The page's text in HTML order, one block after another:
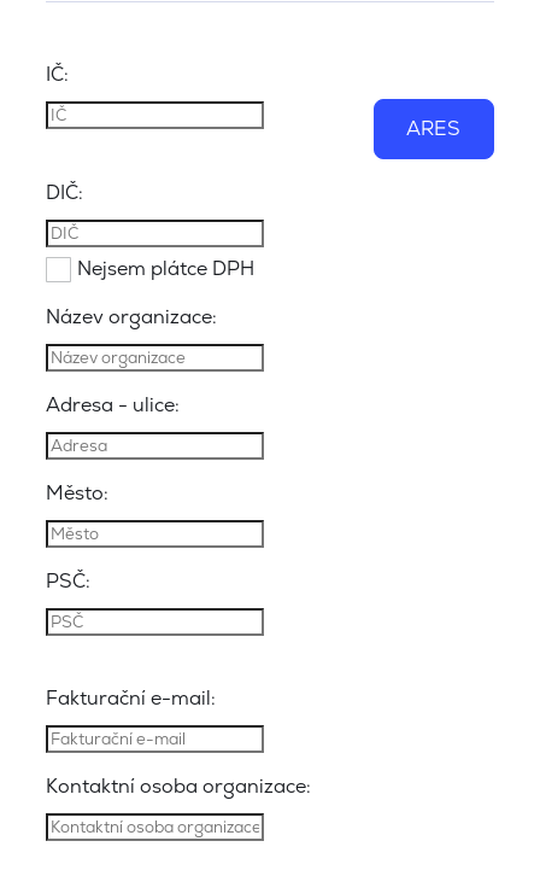
IČ:
ARES
DIČ:
Nejsem plátce DPH
Název organizace:
Adresa - ulice:
Město:
PSČ:
Fakturační e-mail:
Kontaktní osoba organizace: